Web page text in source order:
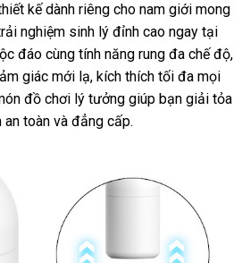
kế dành riêng cho nam giới mong
nghiệm sinh lý đỉnh cao ngay tại
đáo cùng tính năng rung đa chế độ,
giác mới lạ, kích thích tối đa mọi
đồ chơi lý tưởng giúp bạn giải tỏa
toàn và đẳng cấp.